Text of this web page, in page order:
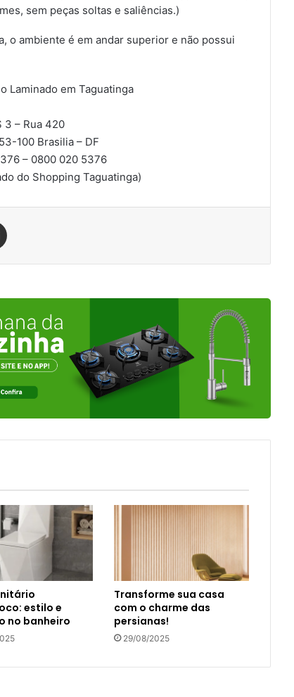
sem peças soltas e saliências.)
o ambiente é em andar superior e não possui
Laminado em Taguatinga
3 – Rua 420
100 Brasilia – DF
– 0800 020 5376
do Shopping Taguatinga)
estilo e
no banheiro
Transforme sua casa
com o charme das
persianas!
29/08/2025